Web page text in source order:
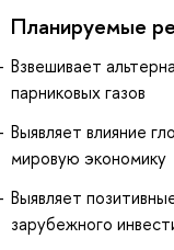
Планируемые
Взвешивает
парниковых газов
Выявляет влияние
мировую экономику
Выявляет
зарубежного